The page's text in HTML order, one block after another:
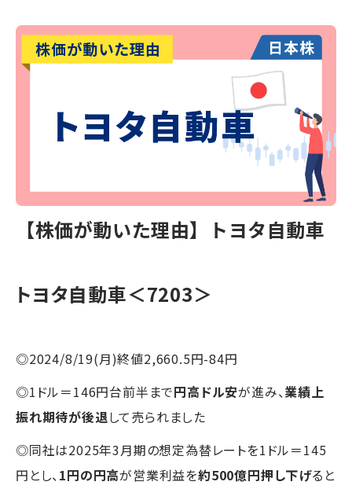
【株価が動いた理由】トヨタ自動車
トヨタ自動車＜7203＞
◎2024/8/19(月)終値2,660.5円-84円
◎1ドル＝146円台前半まで円高ドル安が進み、業績上
振れ期待が後退して売られました
◎同社は2025年3月期の想定為替レートを1ドル＝145
円とし、 1円の円高が営業利益を約500億円押し下げると